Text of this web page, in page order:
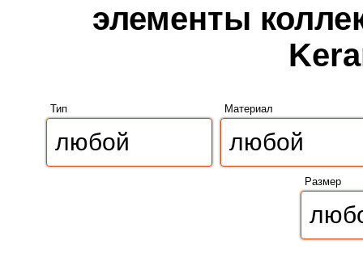
элементы
Тип Материал
Размер